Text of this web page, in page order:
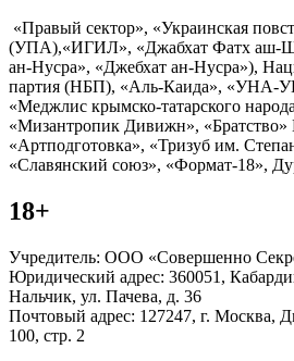
«Правый сектор», «Украинская
(УПА),«ИГИЛ», «Джабхат Фатх аш-
ан-Нусра», «Джебхат ан-Нусра»),
партия (НБП), «Аль-Каида», «УНА-
«Меджлис крымско-татарского
«Мизантропик Дивижн», «Братство»
«Артподготовка», «Тризуб им.
«Славянский союз», «Формат-18»,
18+
Учредитель: ООО «Совершенно
Юридический адрес: 360051,
Нальчик, ул. Пачева, д. 36
Почтовый адрес: 127247, г. Москва,
100, стр. 2